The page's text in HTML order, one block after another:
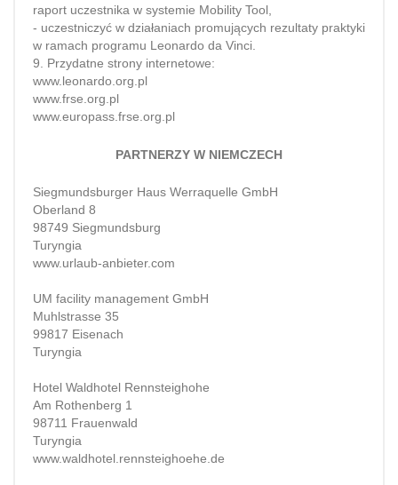
raport uczestnika w systemie Mobility Tool,
- uczestniczyć w działaniach promujących rezultaty praktyki
w ramach programu Leonardo da Vinci.
9. Przydatne strony internetowe:
www.leonardo.org.pl
www.frse.org.pl
www.europass.frse.org.pl
PARTNERZY W NIEMCZECH
Siegmundsburger Haus Werraquelle GmbH
Oberland 8
98749 Siegmundsburg
Turyngia
www.urlaub-anbieter.com
UM facility management GmbH
Muhlstrasse 35
99817 Eisenach
Turyngia
Hotel Waldhotel Rennsteighohe
Am Rothenberg 1
98711 Frauenwald
Turyngia
www.waldhotel.rennsteighoehe.de